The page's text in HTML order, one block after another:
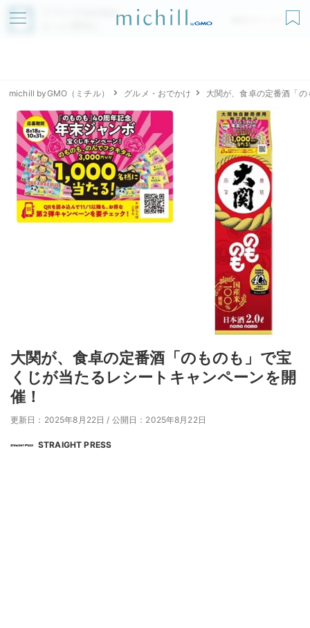
アプリでmichillが
無料ダウンロード
michill byGMO（ミチル） グルメ・おでかけ 大関が、食卓の定番酒「
大関が、食卓の定番酒「のものも」で宝
くじが当たるレシートキャンペーンを開
催！
更新日：2025年8月22日 / 公開日：2025年8月22日
STRAIGHT PRESS